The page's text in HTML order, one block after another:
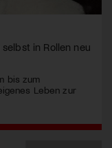
in Rollen neu
bis zum
Leben zur